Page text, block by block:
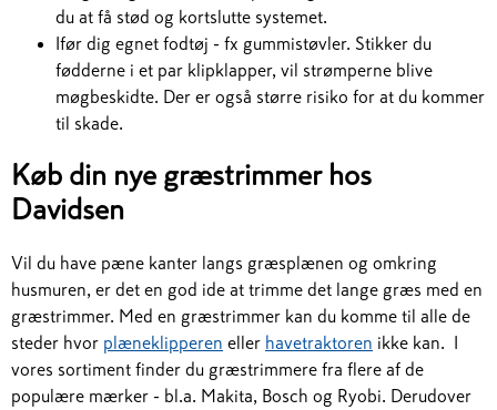
du at få stød og kortslutte systemet.
Ifør dig egnet fodtøj - fx gummistøvler. Stikker du
fødderne i et par klipklapper, vil strømperne blive
møgbeskidte. Der er også større risiko for at du kommer
til skade.
Køb din nye græstrimmer hos
Davidsen
Vil du have pæne kanter langs græsplænen og omkring
husmuren, er det en god ide at trimme det lange græs med en
græstrimmer. Med en græstrimmer kan du komme til alle de
steder hvor plæneklipperen eller havetraktoren ikke kan. I
vores sortiment finder du græstrimmere fra flere af de
populære mærker - bl.a. Makita, Bosch og Ryobi. Derudover